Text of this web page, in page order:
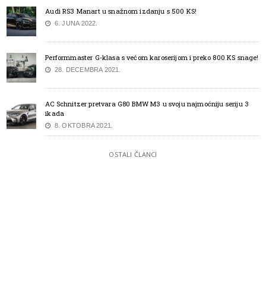
Audi RS3 Manart u snažnom izdanju s 500 KS!
6. JUNA 2022.
Performmaster G-klasa s većom karoserijom i preko 800 KS snage!
28. DECEMBRA 2021.
AC Schnitzer pretvara G80 BMW M3 u svoju najmoćniju seriju 3
ikada
8. OKTOBRA 2021.
OSTALI ČLANCI